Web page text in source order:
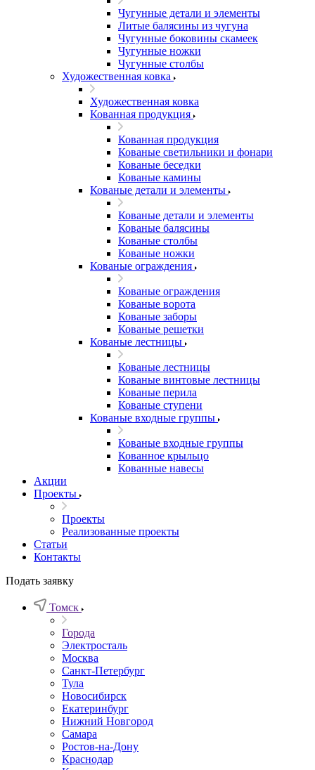
Чугунные детали и элементы
Литые балясины из чугуна
Чугунные боковины скамеек
Чугунные ножки
Чугунные столбы
Художественная ковка
Художественная ковка
Кованная продукция
Кованная продукция
Кованые светильники и фонари
Кованые беседки
Кованые камины
Кованые детали и элементы
Кованые детали и элементы
Кованые балясины
Кованые столбы
Кованые ножки
Кованые ограждения
Кованые ограждения
Кованые ворота
Кованые заборы
Кованые решетки
Кованые лестницы
Кованые лестницы
Кованые винтовые лестницы
Кованые перила
Кованые ступени
Кованые входные группы
Кованые входные группы
Кованное крыльцо
Кованные навесы
Акции
Проекты
Проекты
Реализованные проекты
Статьи
Контакты
Подать заявку
Томск
Города
Электросталь
Москва
Санкт-Петербург
Тула
Новосибирск
Екатеринбург
Нижний Новгород
Самара
Ростов-на-Дону
Краснодар